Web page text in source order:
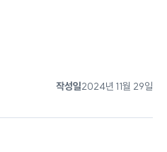
작성일2024년 11월 29일